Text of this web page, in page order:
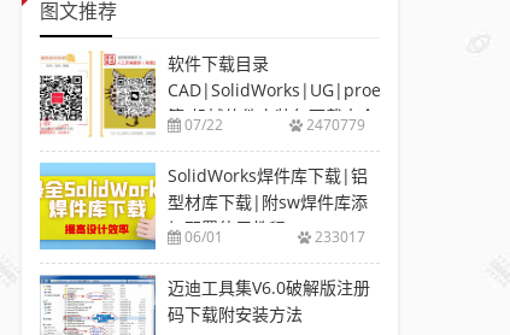
图文推荐
软件下载目录
CAD|SolidWorks|UG|proe
等-机械软件安装包下载大全
07/22 2470779
SolidWorks焊件库下载|铝
型材库下载|附sw焊件库添
加配置使用教程
06/01 233017
迈迪工具集V6.0破解版注册
码下载附安装方法